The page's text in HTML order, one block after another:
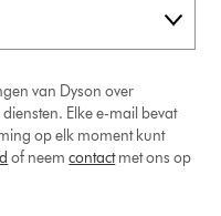
van Dyson over
Elke e-mail bevat
op elk moment kunt
of neemcontactmet ons op